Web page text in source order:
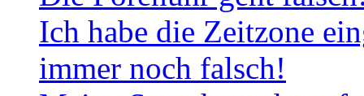
Ich habe die Zeitzone
immer noch falsch!